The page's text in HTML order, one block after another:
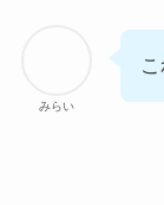
みらい